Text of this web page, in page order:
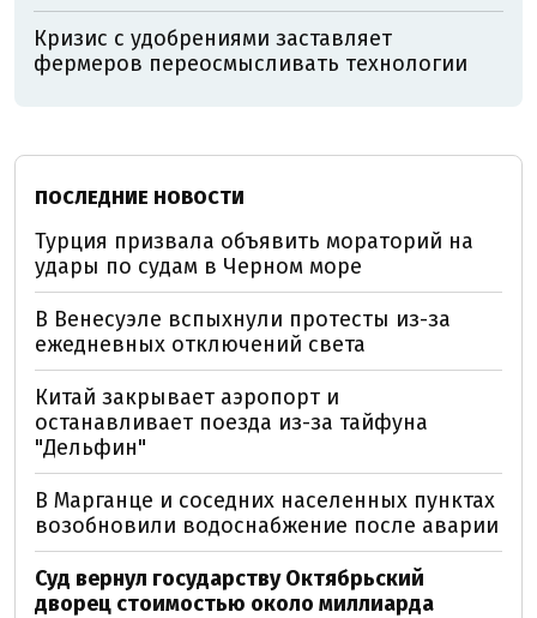
Кризис с удобрениями заставляет
фермеров переосмысливать технологии
ПОСЛЕДНИЕ НОВОСТИ
Турция призвала объявить мораторий на
удары по судам в Черном море
В Венесуэле вспыхнули протесты из-за
ежедневных отключений света
Китай закрывает аэропорт и
останавливает поезда из-за тайфуна
"Дельфин"
В Марганце и соседних населенных пунктах
возобновили водоснабжение после аварии
Суд вернул государству Октябрьский
дворец стоимостью около миллиарда